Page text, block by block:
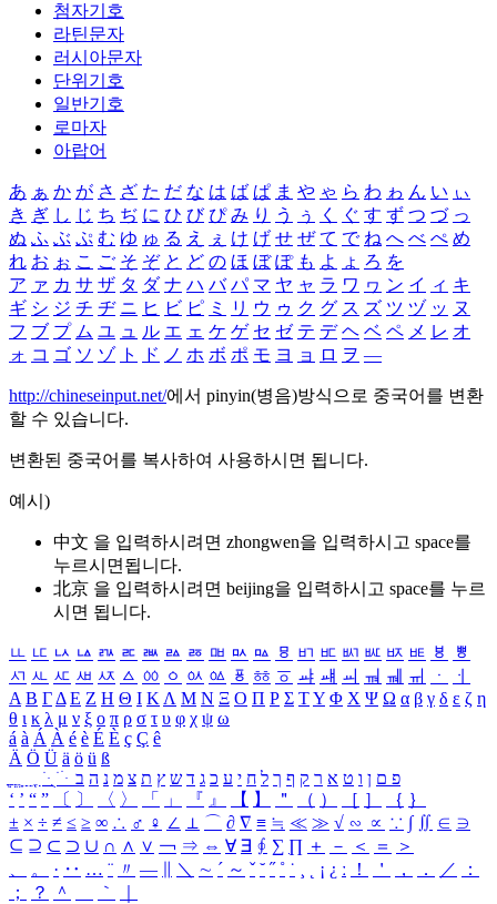
첨자기호
라틴문자
러시아문자
단위기호
일반기호
로마자
아랍어
あ ぁ か が さ ざ た だ な は ば ぱ ま や ゃ ら わ ゎ ん い ぃ
き ぎ し じ ち ぢ に ひ び ぴ み り う ぅ く ぐ す ず つ づ っ
ぬ ふ ぶ ぷ む ゆ ゅ る え ぇ け げ せ ぜ て で ね へ べ ぺ め
れ お ぉ こ ご そ ぞ と ど の ほ ぼ ぽ も よ ょ ろ を
ア ァ カ サ ザ タ ダ ナ ハ バ パ マ ヤ ャ ラ ワ ヮ ン イ ィ キ
ギ シ ジ チ ヂ ニ ヒ ビ ピ ミ リ ウ ゥ ク グ ス ズ ツ ヅ ッ ヌ
フ ブ プ ム ユ ュ ル エ ェ ケ ゲ セ ゼ テ デ ヘ ベ ペ メ レ オ
ォ コ ゴ ソ ゾ ト ド ノ ホ ボ ポ モ ヨ ョ ロ ヲ ―
http://chineseinput.net/에서 pinyin(병음)방식으로 중국어를 변환
할 수 있습니다.
변환된 중국어를 복사하여 사용하시면 됩니다.
예시)
中文 을 입력하시려면 zhongwen을 입력하시고 space를
누르시면됩니다.
北京 을 입력하시려면 beijing을 입력하시고 space를 누르
시면 됩니다.
ㅥ ㅦ ㅧ ㅨ ㅩ ㅪ ㅫ ㅬ ㅭ ㅮ ㅯ ㅰ ㅱ ㅲ ㅳ ㅴ ㅵ ㅶ ㅷ ㅸ
ㅹ
ㅺ ㅻ ㅼ ㅽ ㅾ ㅿ ㆀ ㆁ ㆂ ㆃ ㆄ ㆅ ㆆ ㆇ ㆈ ㆉ ㆊ ㆋ ㆌ ㆍ
ㆎ
Α Β ΓΔ Ε Ζ Η Θ Ι ΚΛ Μ Ν Ξ Ο Π Ρ Σ ΤΥ Φ Χ Ψ Ω α β γ δ ε ζ η
θ ι κ λ μ ν ξ ο π ρ σ τ υ φ χ ψ ω
á à Á À é è É È ç Ç ê
Ä Ö Ü ä ö ü ß
ִֶֹ ֻּ ׁׂ פ ם ן ו ט א ר ק ף ך ל ח י ע כ ג ד ש ץ ת צ מ נ ה ב
‘ ’ “ ” 〔 〕 〈 〉 「 」 『 』 【 】 ＂ （ ） ［ ］ ｛ ｝
± × ÷ ≠ ≤ ≥ ∞ ∴ ♂ ♀ ∠ ⊥ ⌒ ∂ ∇ ≡ ≒ ≪ ≫ √ ∽ ∝ ∵ ∫ ∬ ∈ ∋
⊆ ⊇ ⊂ ⊃ ∪ ∩ ∧ ∨ ￢ ⇒ ⇔ ∀ ∃ ∮ ∑ ∏ ＋ － ＜ ＝
＞
、
。 · ‥ … ¨ 〃 ― ＼ ∼ ´ ～ ˇ ˘ ˝ ˚ ˙ ¸ ¡ ¿ ː ！ ＇ ， ． ／
：
；
？ ＾ ｀